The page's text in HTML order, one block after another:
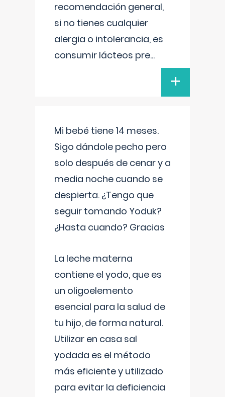
recomendación general,
si no tienes cualquier
alergia o intolerancia, es
consumir lácteos pre...
+
Mi bebé tiene 14 meses.
Sigo dándole pecho pero
solo después de cenar y a
media noche cuando se
despierta. ¿Tengo que
seguir tomando Yoduk?
¿Hasta cuando? Gracias
La leche materna
contiene el yodo, que es
un oligoelemento
esencial para la salud de
tu hijo, de forma natural.
Utilizar en casa sal
yodada es el método
más eficiente y utilizado
para evitar la deficiencia